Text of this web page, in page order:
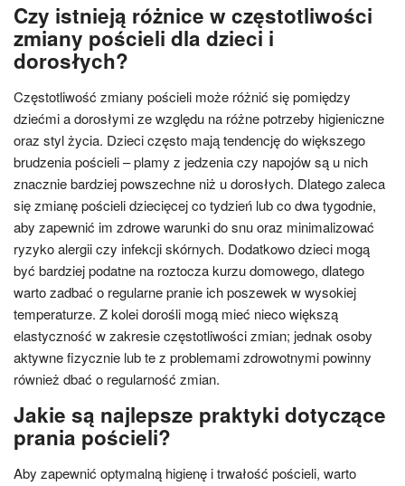
Czy istnieją różnice w częstotliwości
zmiany pościeli dla dzieci i
dorosłych?
Częstotliwość zmiany pościeli może różnić się pomiędzy
dziećmi a dorosłymi ze względu na różne potrzeby higieniczne
oraz styl życia. Dzieci często mają tendencję do większego
brudzenia pościeli – plamy z jedzenia czy napojów są u nich
znacznie bardziej powszechne niż u dorosłych. Dlatego zaleca
się zmianę pościeli dziecięcej co tydzień lub co dwa tygodnie,
aby zapewnić im zdrowe warunki do snu oraz minimalizować
ryzyko alergii czy infekcji skórnych. Dodatkowo dzieci mogą
być bardziej podatne na roztocza kurzu domowego, dlatego
warto zadbać o regularne pranie ich poszewek w wysokiej
temperaturze. Z kolei dorośli mogą mieć nieco większą
elastyczność w zakresie częstotliwości zmian; jednak osoby
aktywne fizycznie lub te z problemami zdrowotnymi powinny
również dbać o regularność zmian.
Jakie są najlepsze praktyki dotyczące
prania pościeli?
Aby zapewnić optymalną higienę i trwałość pościeli, warto